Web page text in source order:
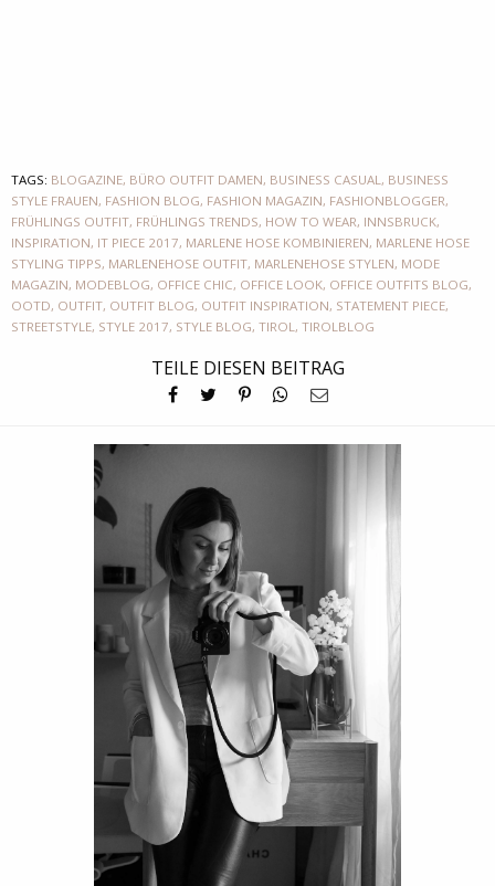
TAGS: BLOGAZINE, BÜRO OUTFIT DAMEN, BUSINESS CASUAL , BUSINESS
STYLE FRAUEN, FASHION BLOG, FASHION MAGAZIN, FASHIONBLOGGER,
FRÜHLINGS OUTFIT, FRÜHLINGS TRENDS, HOW TO WEAR, INNSBRUCK,
INSPIRATION, IT PIECE 2017, MARLENE HOSE KOMBINIEREN, MARLENE HOSE
STYLING TIPPS, MARLENEHOSE OUTFIT, MARLENEHOSE STYLEN, MODE
MAGAZIN, MODEBLOG, OFFICE CHIC, OFFICE LOOK, OFFICE OUTFITS BLOG,
OOTD, OUTFIT, OUTFIT BLOG, OUTFIT INSPIRATION, STATEMENT PIECE,
STREETSTYLE, STYLE 2017, STYLE BLOG, TIROL , TIROLBLOG
TEILE DIESEN BEITRAG